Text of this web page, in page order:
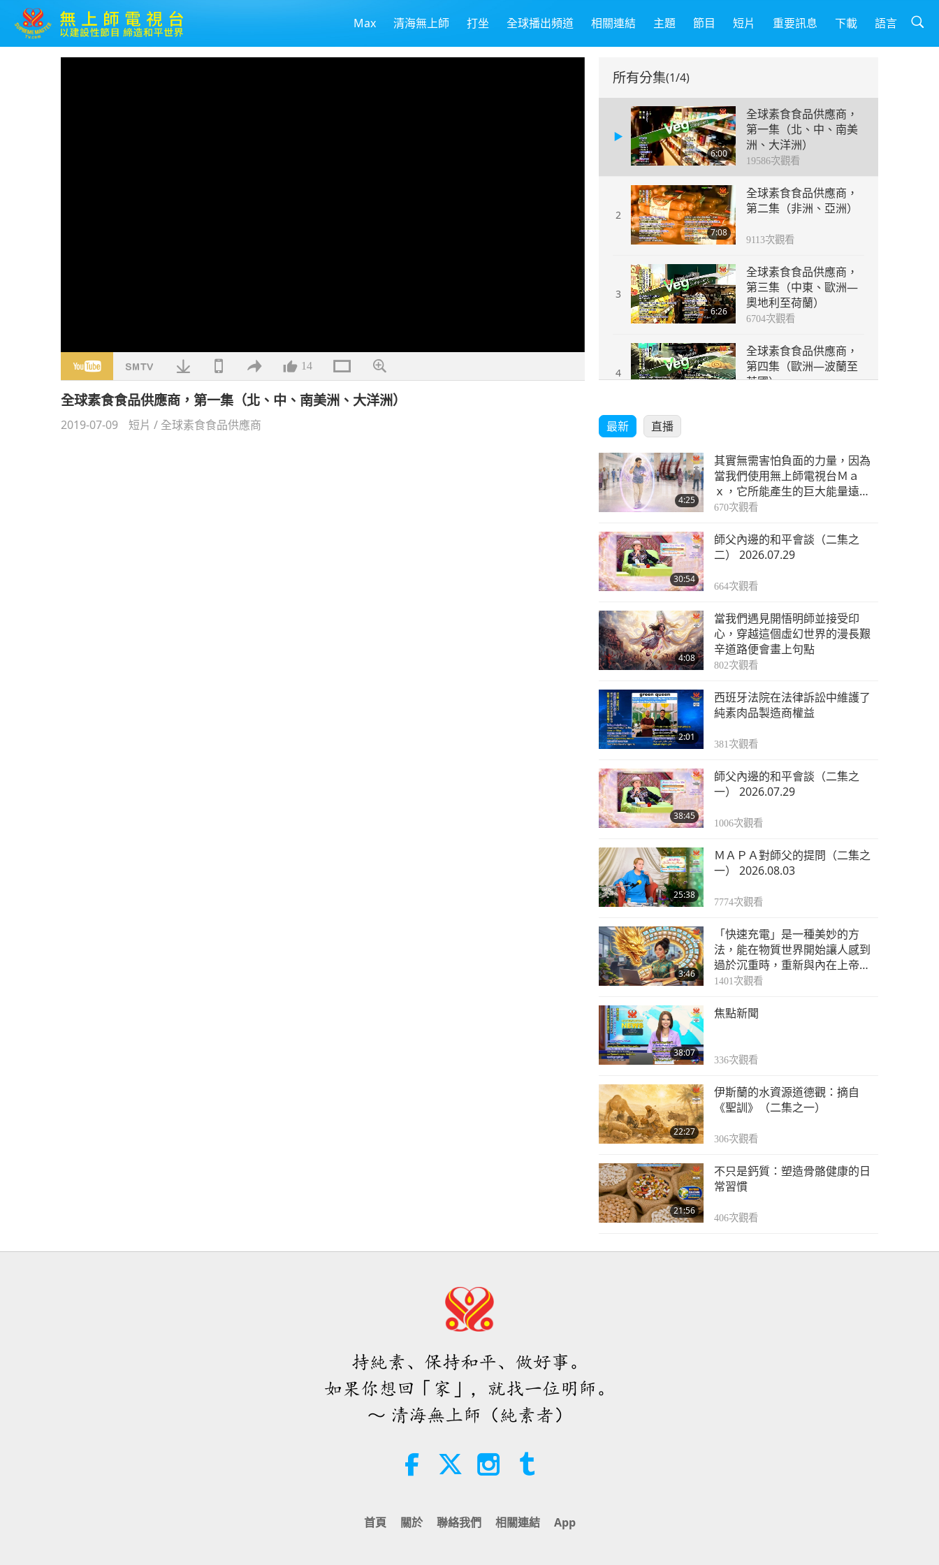
Max 清海無上師 打坐 全球播出頻道 相關連結 主題 節目 短片 重要訊息 下載 語言
14
全球素食食品供應商，第一集（北、中、南美洲、大洋洲）
2019-07-09 短片 / 全球素食食品供應商
所有分集(1/4)
6:00
全球素食食品供應商，
第一集（北、中、南美
洲、大洋洲）
19586次觀看
2
7:08
全球素食食品供應商，
第二集（非洲、亞洲）
9113次觀看
3
6:26
全球素食食品供應商，
第三集（中東、歐洲—
奧地利至荷蘭）
6704次觀看
4
全球素食食品供應商，
第四集（歐洲—波蘭至
英國）
最新 直播
4:25
其實無需害怕負面的力量，因為
當我們使用無上師電視台Ｍａ
ｘ，它所能產生的巨大能量遠比
任何負面實體更為強大的多
670次觀看
30:54
師父內邊的和平會談（二集之
二） 2026.07.29
664次觀看
4:08
當我們遇見開悟明師並接受印
心，穿越這個虛幻世界的漫長艱
辛道路便會畫上句點
802次觀看
2:01
西班牙法院在法律訴訟中維護了
純素肉品製造商權益
381次觀看
38:45
師父內邊的和平會談（二集之
一） 2026.07.29
1006次觀看
25:38
ＭＡＰＡ對師父的提問（二集之
一） 2026.08.03
7774次觀看
3:46
「快速充電」是一種美妙的方
法，能在物質世界開始讓人感到
過於沉重時，重新與內在上帝連
結
1401次觀看
38:07
焦點新聞
336次觀看
22:27
伊斯蘭的水資源道德觀：摘自
《聖訓》（二集之一）
306次觀看
21:56
不只是鈣質：塑造骨骼健康的日
常習慣
406次觀看
持純素、保持和平、做好事。
如果你想回「家」，就找一位明師。
～ 清海無上師（純素者）
首頁 關於 聯絡我們 相關連結 App